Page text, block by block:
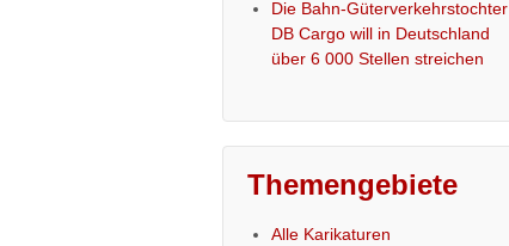
Die Bahn-Güterverkehrstochter
DB Cargo will in Deutschland
über 6 000 Stellen streichen
Themengebiete
Alle Karikaturen